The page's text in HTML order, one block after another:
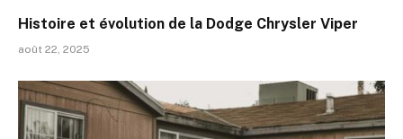
Histoire et évolution de la Dodge Chrysler Viper
août 22, 2025